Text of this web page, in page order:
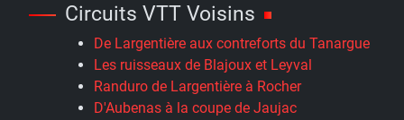
Circuits VTT Voisins
De Largentière aux contreforts du Tanargue
Les ruisseaux de Blajoux et Leyval
Randuro de Largentière à Rocher
D'Aubenas à la coupe de Jaujac